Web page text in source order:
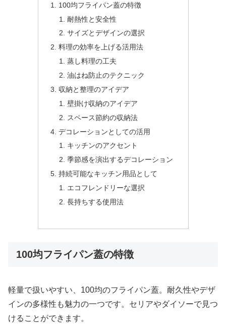
100均フライパン蓋の特徴
耐熱性と安全性
サイズとデザインの選択
料理の効率を上げる活用法
蒸し料理の工夫
油はね防止のテクニック
収納と整理のアイデア
壁掛け収納のアイデア
スペース節約の収納法
デコレーションとしての活用
キッチンのアクセント
季節感を演出するデコレーション
持続可能なキッチン用品として
エコフレンドリーな選択
長持ちする使用法
100均フライパン蓋の特徴
軽量で扱いやすい、100均のフライパン蓋。耐久性やデザ
インの多様性も魅力の一つです。セリアやダイソーで見つ
けることができます。